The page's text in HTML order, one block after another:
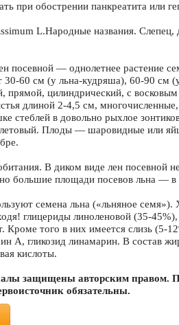
при обострении панкреатита или
L.Народные названия. Слепец,
посевной — однолетнее растение
30-60 см (у льна-кудряша), 60-90
прямой, цилиндрический, с
длиной 2-4,5 см,
стеблей в довольно рыхлое
Плоды — шаровидные или
В диком виде лен посевной
большие площади посевов льна — в
семена льна («льняное
глицериды линоленовой (35-
Кроме того в них имеется слизь (5-
А, гликозид линамарин. В состав
кислоты.
защищены авторским правом.
обязательны.